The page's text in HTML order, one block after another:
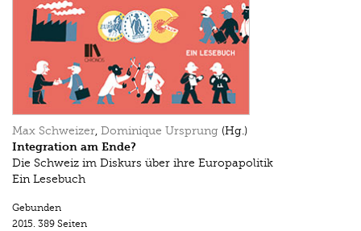
Max Schweizer, Dominique Ursprung (Hg.)
Integration am Ende?
Die Schweiz im Diskurs über ihre Europapolitik
Ein Lesebuch
Gebunden
2015. 389 Seiten